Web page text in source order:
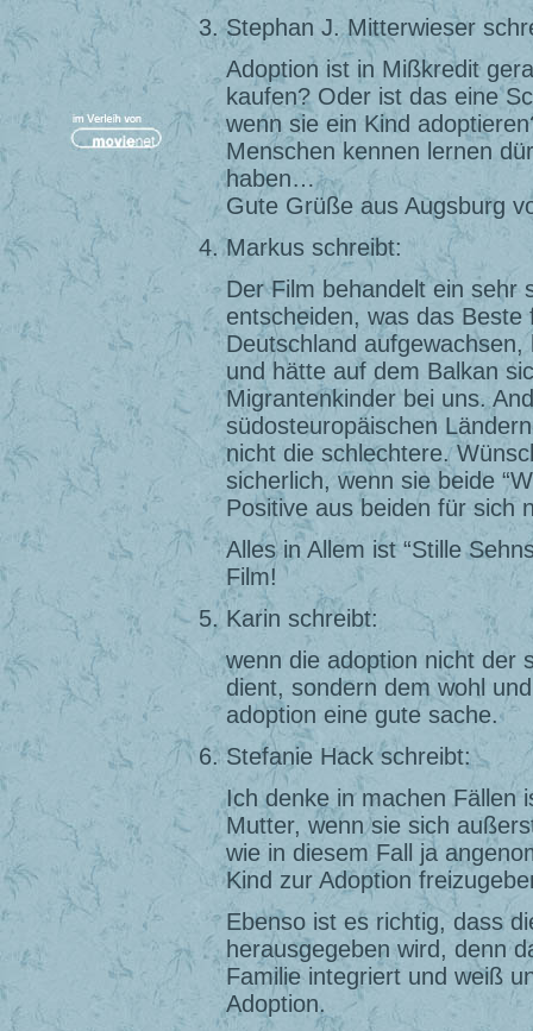
Stephan J. Mitterwieser
Adoption ist in Mißkredit
kaufen? Oder ist das eine
wenn sie ein Kind
Menschen kennen lernen
haben…
Gute Grüße aus Augsburg
Markus schreibt:
Der Film behandelt ein sehr
entscheiden, was das
Deutschland
und hätte auf dem Balkan
Migrantenkinder bei uns.
südosteuropäischen
nicht die schlechtere.
sicherlich, wenn sie beide
Positive aus beiden für sich
Alles in Allem ist “Stille
Film!
Karin schreibt:
wenn die adoption nicht der
dient, sondern dem wohl
adoption eine gute sache.
Stefanie Hack schreibt:
Ich denke in machen Fällen
Mutter, wenn sie sich
wie in diesem Fall ja
Kind zur Adoption
Ebenso ist es richtig, dass
herausgegeben wird, denn
Familie integriert und weiß
Adoption.